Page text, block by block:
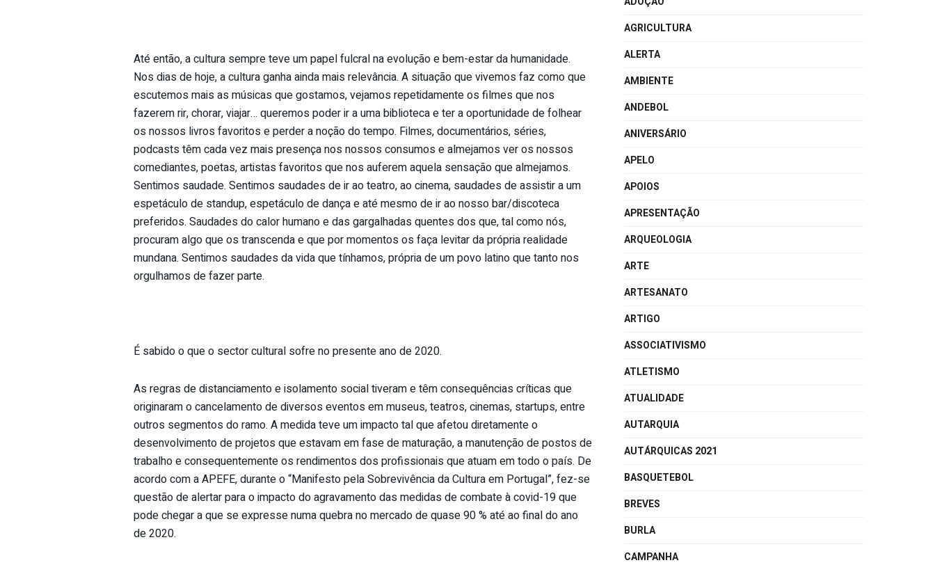
Até então, a cultura sempre teve um papel fulcral na evolução e bem-estar da humanidade.
Nos dias de hoje, a cultura ganha ainda mais relevância. A situação que vivemos faz como que
escutemos mais as músicas que gostamos, vejamos repetidamente os filmes que nos
fazerem rir, chorar, viajar… queremos poder ir a uma biblioteca e ter a oportunidade de folhear
os nossos livros favoritos e perder a noção do tempo. Filmes, documentários, séries,
podcasts têm cada vez mais presença nos nossos consumos e almejamos ver os nossos
comediantes, poetas, artistas favoritos que nos auferem aquela sensação que almejamos.
Sentimos saudade. Sentimos saudades de ir ao teatro, ao cinema, saudades de assistir a um
espetáculo de standup, espetáculo de dança e até mesmo de ir ao nosso bar/discoteca
preferidos. Saudades do calor humano e das gargalhadas quentes dos que, tal como nós,
procuram algo que os transcenda e que por momentos os faça levitar da própria realidade
mundana. Sentimos saudades da vida que tínhamos, própria de um povo latino que tanto nos
orgulhamos de fazer parte.
É sabido o que o sector cultural sofre no presente ano de 2020.
As regras de distanciamento e isolamento social tiveram e têm consequências críticas que
originaram o cancelamento de diversos eventos em museus, teatros, cinemas, startups, entre
outros segmentos do ramo. A medida teve um impacto tal que afetou diretamente o
desenvolvimento de projetos que estavam em fase de maturação, a manutenção de postos de
trabalho e consequentemente os rendimentos dos profissionais que atuam em todo o país. De
acordo com a APEFE, durante o “Manifesto pela Sobrevivência da Cultura em Portugal”, fez-se
questão de alertar para o impacto do agravamento das medidas de combate à covid-19 que
pode chegar a que se expresse numa quebra no mercado de quase 90 % até ao final do ano
de 2020.
AGRICULTURA
ALERTA
AMBIENTE
ANDEBOL
ANIVERSÁRIO
APELO
APOIOS
APRESENTAÇÃO
ARQUEOLOGIA
ARTE
ARTESANATO
ARTIGO
ASSOCIATIVISMO
ATLETISMO
ATUALIDADE
AUTARQUIA
AUTÁRQUICAS 2021
BASQUETEBOL
BREVES
BURLA
CAMPANHA